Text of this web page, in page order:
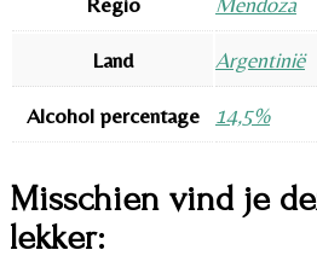
Land Argentinië
Alcohol percentage 14,5%
Misschien vind je
lekker: